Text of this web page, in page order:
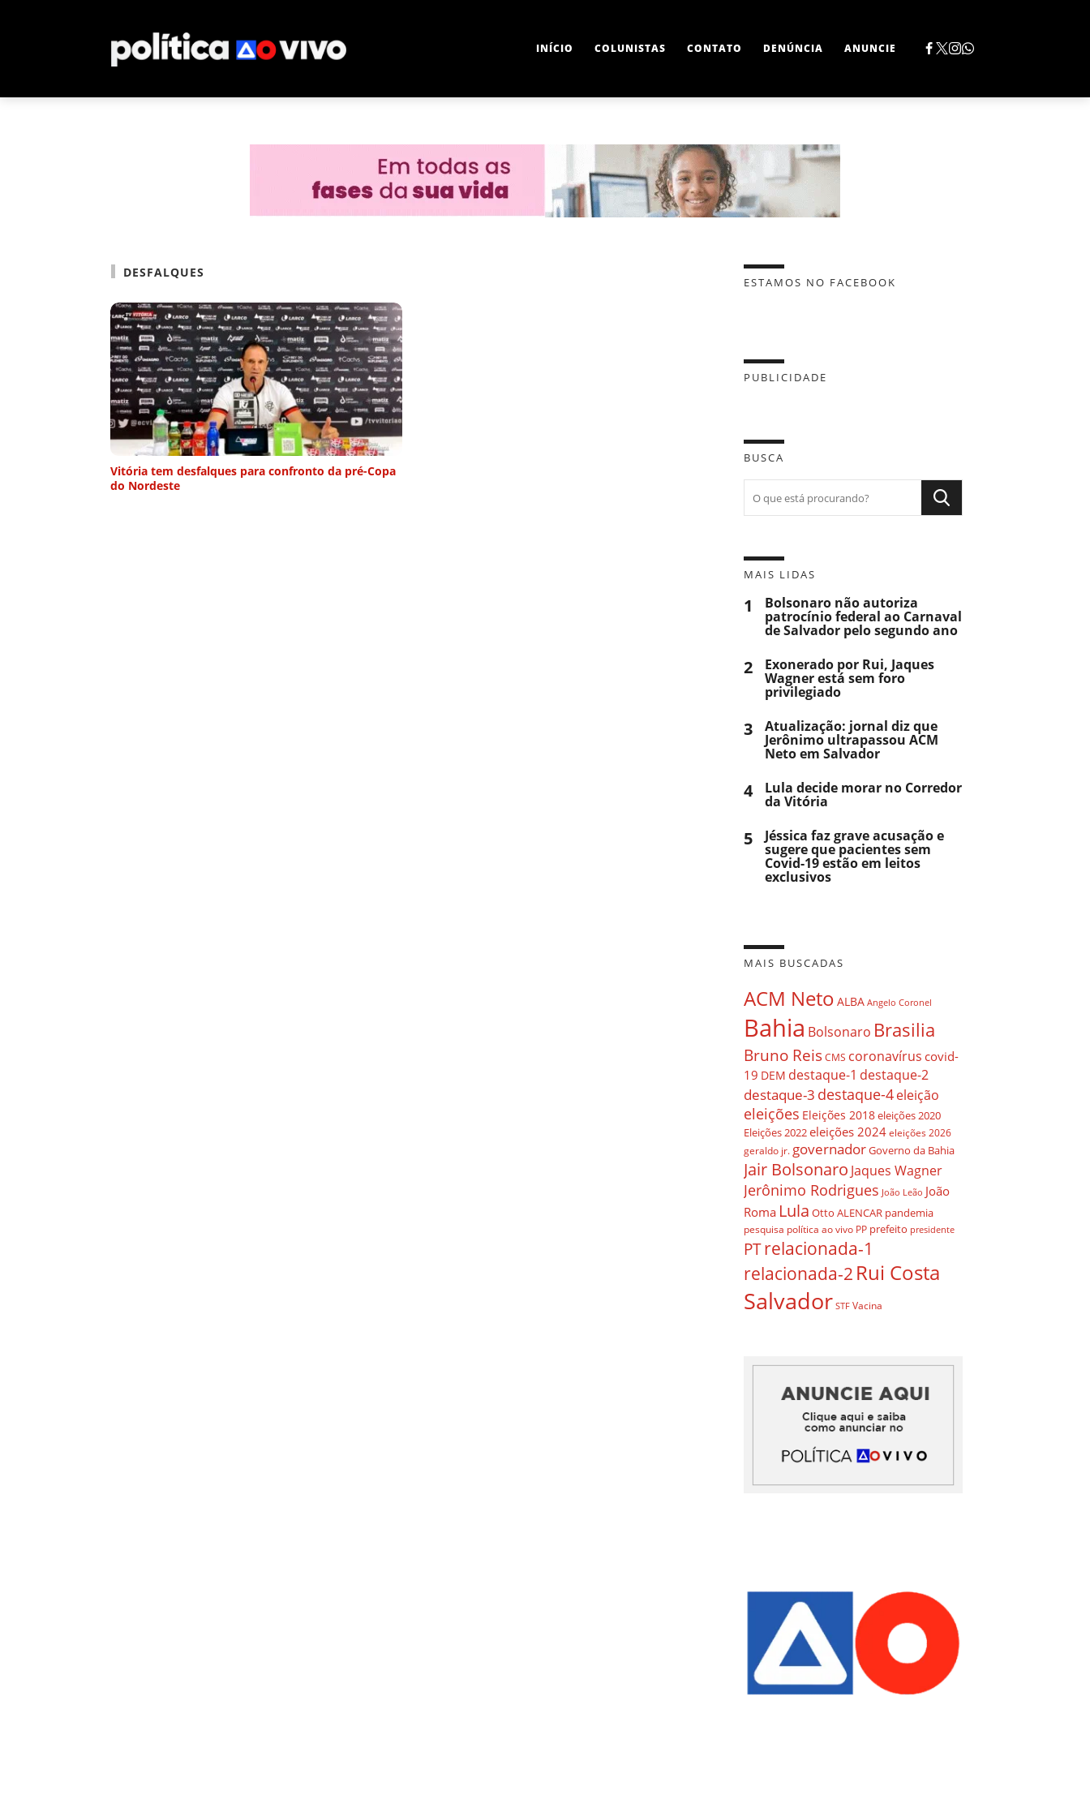
INÍCIO COLUNISTAS CONTATO DENÚNCIA ANUNCIE
DESFALQUES
Vitória tem desfalques para confronto da pré-Copa
do Nordeste
ESTAMOS NO FACEBOOK
PUBLICIDADE
BUSCA
MAIS LIDAS
1 Bolsonaro não autoriza
patrocínio federal ao Carnaval
de Salvador pelo segundo ano
2 Exonerado por Rui, Jaques
Wagner está sem foro
privilegiado
3 Atualização: jornal diz que
Jerônimo ultrapassou ACM
Neto em Salvador
4 Lula decide morar no Corredor
da Vitória
5 Jéssica faz grave acusação e
sugere que pacientes sem
Covid-19 estão em leitos
exclusivos
MAIS BUSCADAS
ACM Neto ALBA Angelo Coronel
Bahia Bolsonaro Brasilia
Bruno ReisCMS coronavírus covid-
19 DEM destaque-1 destaque-2
destaque-3 destaque-4eleição
eleições Eleições 2018eleições 2020
Eleições 2022eleições 2024 eleições 2026
geraldo jr. governadorGoverno da Bahia
Jair Bolsonaro Jaques Wagner
Jerônimo Rodrigues João Leão João
Roma Lula Otto ALENCAR pandemia
pesquisa política ao vivo PP prefeito presidente
PTrelacionada-1
relacionada-2 Rui Costa
Salvador STF Vacina